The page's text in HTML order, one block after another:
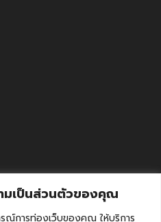
มเป็นส่วนตัวของคุณ
รณ์การท่องเว็บของคุณ ให้บริการ
มินผล